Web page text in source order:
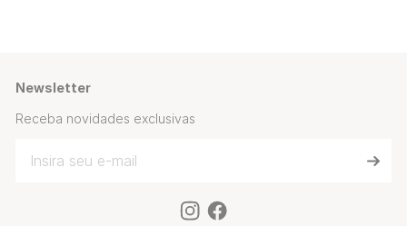
Newsletter
Receba novidades exclusivas